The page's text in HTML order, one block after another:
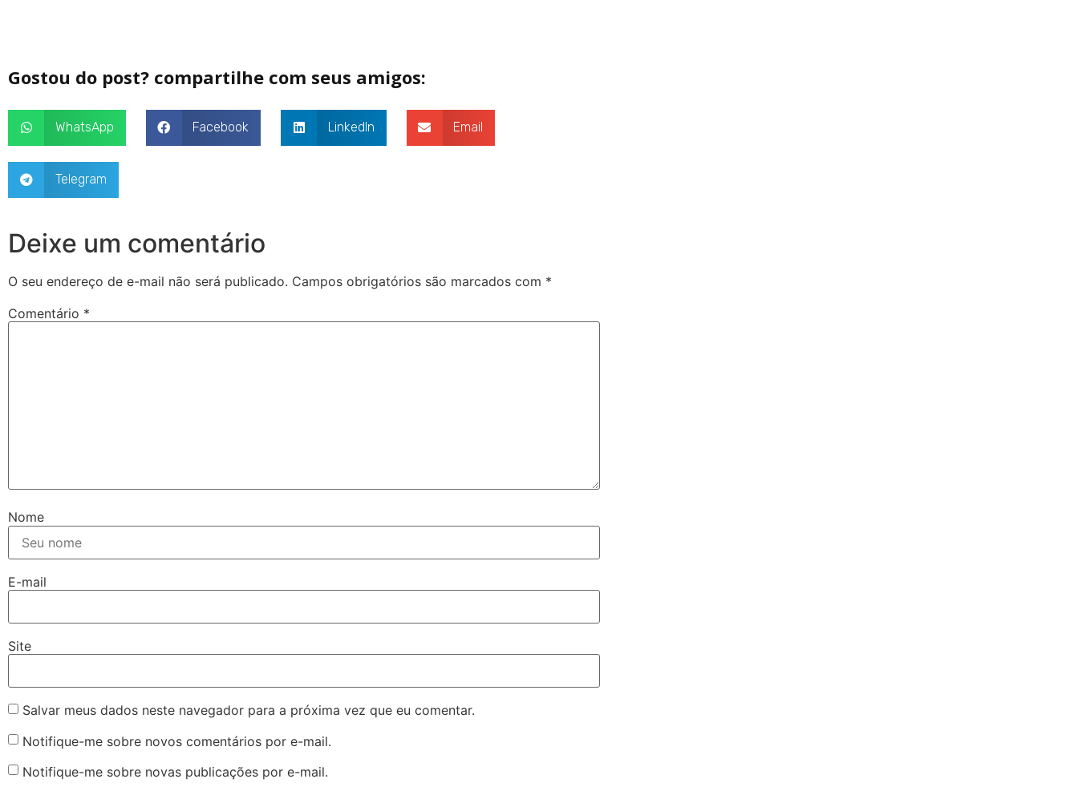
Gostou do post? compartilhe com seus amigos:
WhatsApp Facebook LinkedIn Email
Telegram
Deixe um comentário
O seu endereço de e-mail não será publicado. Campos obrigatórios são marcados com *
Comentário *
Nome
E-mail
Site
Salvar meus dados neste navegador para a próxima vez que eu comentar.
Notifique-me sobre novos comentários por e-mail.
Notifique-me sobre novas publicações por e-mail.